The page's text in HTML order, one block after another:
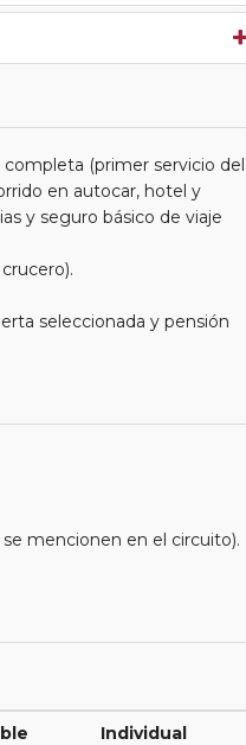
(primer servicio del
en autocar, hotel y
y seguro básico de viaje
seleccionada y pensión
mencionen en el circuito).
Individual